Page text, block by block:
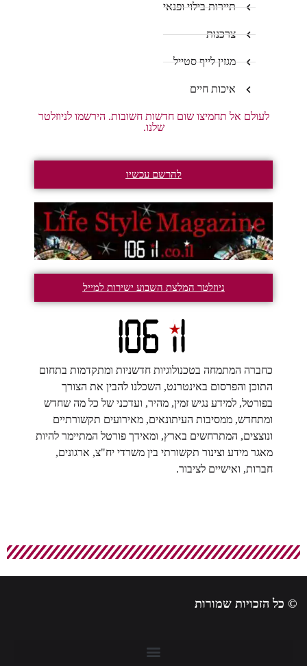
תיירות בילוי ופנאי
צרכנות
מגזין לייף סטייל
איכות חיים
לעולם אל תחמיצו שום חדשות חשובות. הירשמו לניוזלטר
שלנו.
להרשם עכשיו
ניוזלטר המלצת השבוע ישירות למייל
כחברה המתמחה בטכנולוגיות חדשניות ומתקדמות בתחום
התוכן והפרסום באינטרנט, השכלנו להבין את הצורך
בפורטל, למידע נגיש זמין, מהיר, ועדכני של כל מה שחדש
ומתחדש, ממסיבות העיתונאים, מאירועים תקשורתיים
ונוצצים, המתרחשים בארץ, ומאידך פורטל המתיימר להיות
מאגר מידע וצינור תקשורתי בין משרדי יח"צ, ארגונים,
חברות, ואישיים לציבור.
© כל הזכויות שמורות